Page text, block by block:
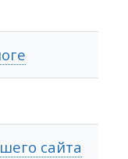
сайта